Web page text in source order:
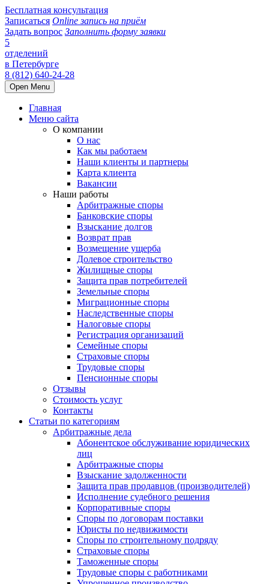
Бесплатная консультация
Записаться Online запись на приём
Задать вопрос Заполнить форму заявки
5
отделений
в Петербурге
8 (812) 640-24-28
Open Menu
Главная
Меню сайта
О компании
О нас
Как мы работаем
Наши клиенты и партнеры
Карта клиента
Вакансии
Наши работы
Арбитражные споры
Банковские споры
Взыскание долгов
Возврат прав
Возмещение ущерба
Долевое строительство
Жилищные споры
Защита прав потребителей
Земельные споры
Миграционные споры
Наследственные споры
Налоговые споры
Регистрация организаций
Семейные споры
Страховые споры
Трудовые споры
Пенсионные споры
Отзывы
Стоимость услуг
Контакты
Статьи по категориям
Арбитражные дела
Абонентское обслуживание юридических
лиц
Арбитражные споры
Взыскание задолженности
Защита прав продавцов (производителей)
Исполнение судебного решения
Корпоративные споры
Споры по договорам поставки
Юристы по недвижимости
Споры по строительному подряду
Страховые споры
Таможенные споры
Трудовые споры с работниками